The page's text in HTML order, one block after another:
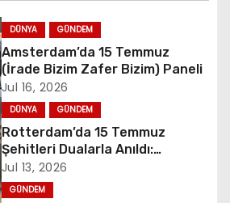
DÜNYA GÜNDEM
Amsterdam’da 15 Temmuz
(İrade Bizim Zafer Bizim) Paneli
Jul 16, 2026
DÜNYA GÜNDEM
Rotterdam’da 15 Temmuz
Şehitleri Dualarla Anıldı:
“Demokrasiye Sahip Çıkmanın
Sembolü”
Jul 13, 2026
GÜNDEM